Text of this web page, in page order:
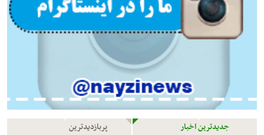
جدیدترین اخبار پربازدیدترین